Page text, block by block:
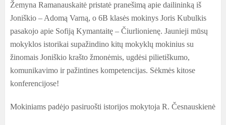
Žemyna Ramanauskaitė pristatė pranešimą apie dailininką iš
Joniškio – Adomą Varną, o 6B klasės mokinys Joris Kubulkis
pasakojo apie Sofiją Kymantaitę – Čiurlionienę. Jaunieji mūsų
mokyklos istorikai supažindino kitų mokyklų mokinius su
žinomais Joniškio krašto žmonėmis, ugdėsi pilietiškumo,
komunikavimo ir pažintines kompetencijas. Sėkmės kitose
konferencijose!
Mokiniams padėjo pasiruošti istorijos mokytoja R. Česnauskienė